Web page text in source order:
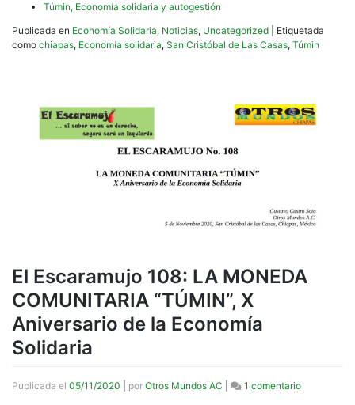
Túmin, Economía solidaria y autogestión
Publicada en Economía Solidaria, Noticias, Uncategorized
Etiquetada
como chiapas, Economía solidaria, San Cristóbal de Las Casas, Túmin
El Escaramujo 108: LA MONEDA
COMUNITARIA “TÚMIN”, X
Aniversario de la Economía
Solidaria
Publicada el 05/11/2020 por Otros Mundos AC 1 comentarioen